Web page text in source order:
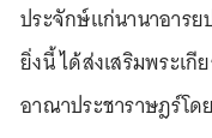
ประจักษ์แก่นานาอาร
ยิ่งนี้ ได้ส่งเสริมพระเ
อาณาประชาราษฎร์โ